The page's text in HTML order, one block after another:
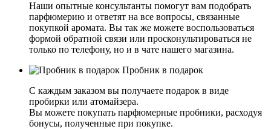
Наши опытные консультанты помогут вам подобрать
парфюмерию и ответят на все вопросы, связанные
покупкой аромата. Вы так же можете воспользоваться
формой обратной связи или просконультироваться не
только по телефону, но и в чате нашего магазина.
Пробник в подарок
С каждым заказом вы получаете подарок в виде
пробирки или атомайзера.
Вы можете покупать парфюмерные пробники, расходуя
бонусы, полученные при покупке.